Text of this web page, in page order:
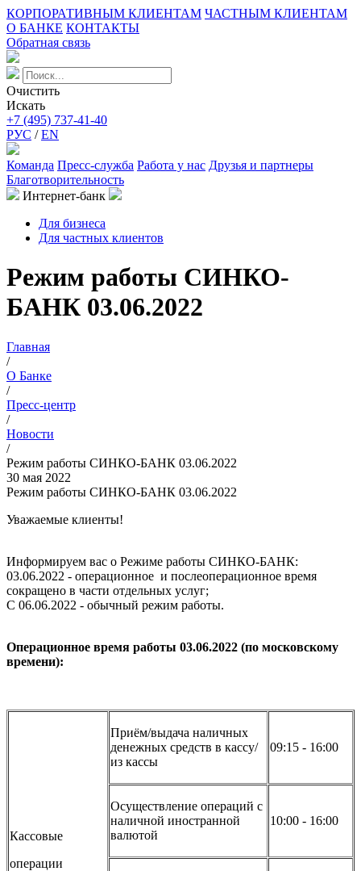
КОРПОРАТИВНЫМ КЛИЕНТАМ ЧАСТНЫМ КЛИЕНТАМ
О БАНКЕ КОНТАКТЫ
Обратная связь
Очистить
Искать
+7 (495) 737-41-40
РУС /EN
Команда Пресс-служба Работа у нас Друзья и партнеры
Благотворительность
Интернет-банк
Для бизнеса
Для частных клиентов
Режим работы СИНКО-
БАНК 03.06.2022
Главная
/
О Банке
/
Пресс-центр
/
Новости
/
Режим работы СИНКО-БАНК 03.06.2022
30 мая 2022
Режим работы СИНКО-БАНК 03.06.2022
Уважаемые клиенты!
Информируем вас о Режиме работы СИНКО-БАНК:
03.06.2022 - операционное и послеоперационное время
сокращено в части отдельных услуг;
C 06.06.2022 - обычный режим работы.
Операционное время работы 03.06.2022 (по московскому
времени):
Кассовые
операции
Приём/выдача наличных
денежных средств в кассу/
из кассы
09:15 - 16:00
Осуществление операций с
наличной иностранной
валютой
10:00 - 16:00